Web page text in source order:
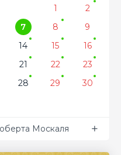
1
2
7 8
9
14 15
16
21 22
23
28 29
30
Москаля